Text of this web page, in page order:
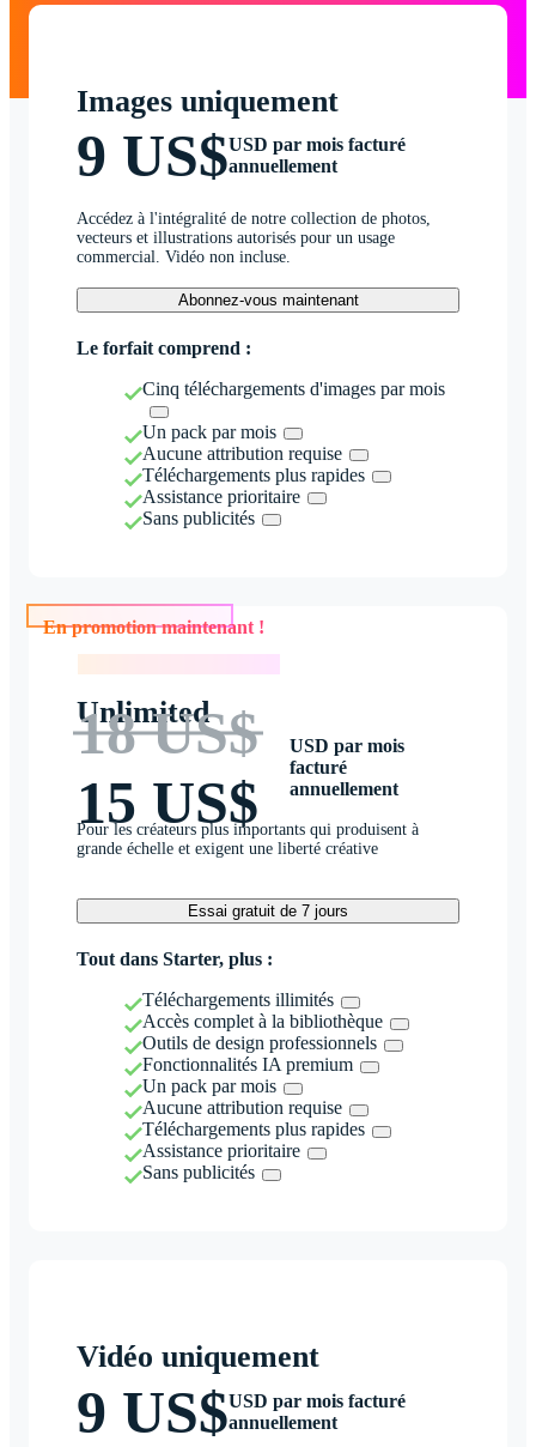
Images uniquement
9 US$USD par mois facturé
annuellement
Accédez à l'intégralité de notre collection de photos,
vecteurs et illustrations autorisés pour un usage
commercial. Vidéo non incluse.
Abonnez-vous maintenant
Le forfait comprend :
Cinq téléchargements d'images par mois
Un pack par mois
Aucune attribution requise
Téléchargements plus rapides
Assistance prioritaire
Sans publicités
En promotion maintenant !
Unlimited
18 US$
15 US$
USD par mois
facturé
annuellement
Pour les créateurs plus importants qui produisent à
grande échelle et exigent une liberté créative
Essai gratuit de 7 jours
Tout dans Starter, plus :
Téléchargements illimités
Accès complet à la bibliothèque
Outils de design professionnels
Fonctionnalités IA premium
Un pack par mois
Aucune attribution requise
Téléchargements plus rapides
Assistance prioritaire
Sans publicités
Vidéo uniquement
9 US$USD par mois facturé
annuellement